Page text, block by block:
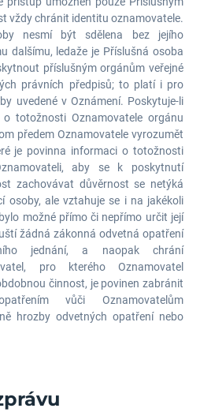
vždy chránit identitu oznamovatele.
nesmí být sdělena bez jejího
dalšímu, ledaže je Příslušná osoba
příslušným orgánům veřejné
právních předpisů; to platí i pro
uvedené v Oznámení. Poskytuje-li
totožnosti Oznamovatele orgánu
předem Oznamovatele vyrozumět
je povinna informaci o totožnosti
aby se k poskytnutí
zachovávat důvěrnost se netýká
osoby, ale vztahuje se i na jakékoli
možné přímo či nepřímo určit její
žádná zákonná odvetná opatření
jednání, a naopak chrání
pro kterého Oznamovatel
činnost, je povinen zabránit
vůči Oznamovatelům
hrozby odvetných opatření nebo